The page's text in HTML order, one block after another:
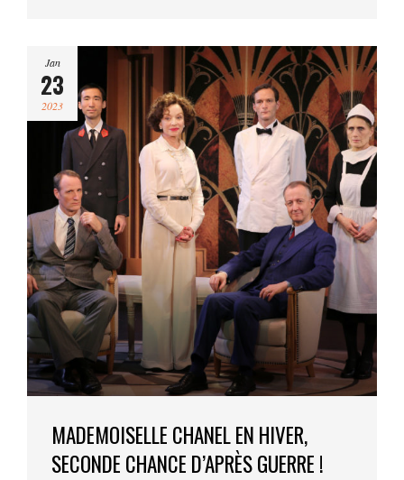
Jan
23
2023
MADEMOISELLE CHANEL EN HIVER,
SECONDE CHANCE D’APRÈS GUERRE !